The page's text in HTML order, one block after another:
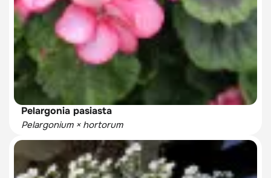
Pelargonia pasiasta
Pelargonium × hortorum